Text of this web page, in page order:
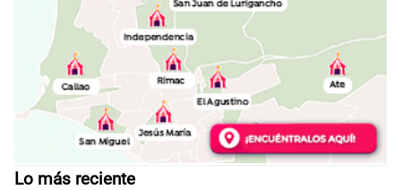
Lo más reciente